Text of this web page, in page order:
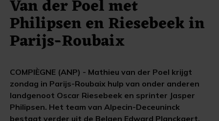
Van der Poel met
Philipsen en Riesebeek in
Parijs-Roubaix
COMPIÈGNE (ANP) - Mathieu van der Poel krijgt
zondag in Parijs-Roubaix hulp van onder anderen
landgenoot Oscar Riesebeek en sprinter Jasper
Philipsen. Het team van Alpecin-Deceuninck
bestaat verder uit de Belgen Edward Planckaert,